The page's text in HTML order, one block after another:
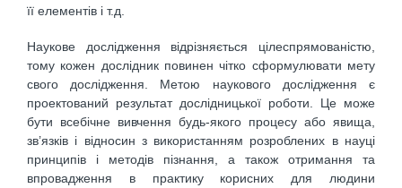
її елементів і т.д.
Наукове дослідження відрізняється цілеспрямованістю,
тому кожен дослідник повинен чітко сформулювати мету
свого дослідження. Метою наукового дослідження є
проектований результат дослідницької роботи. Це може
бути всебічне вивчення будь-якого процесу або явища,
зв’язків і відносин з використанням розроблених в науці
принципів і методів пізнання, а також отримання та
впровадження в практику корисних для людини